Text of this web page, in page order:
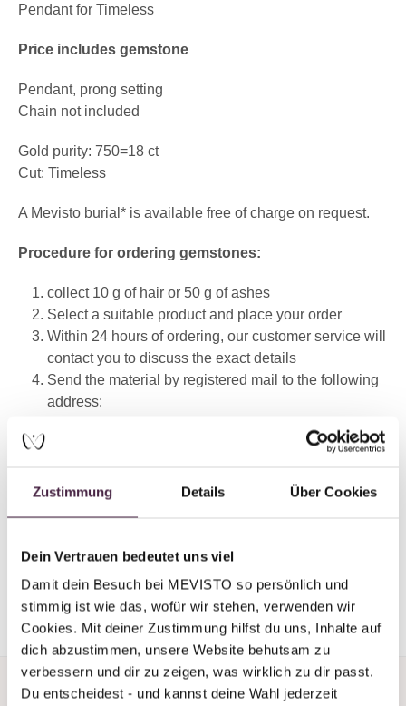
Zustimmung Details Über Cookies
Dein Vertrauen bedeutet uns viel
Damit dein Besuch bei MEVISTO so persönlich und
stimmig ist wie das, wofür wir stehen, verwenden wir
Cookies. Mit deiner Zustimmung hilfst du uns, Inhalte auf
dich abzustimmen, unsere Website behutsam zu
verbessern und dir zu zeigen, was wirklich zu dir passt.
Du entscheidest - und kannst deine Wahl jederzeit
Pendant for Timeless
Price includes gemstone
Pendant, prong setting
Chain not included
Gold purity: 750=18 ct
Cut: Timeless
A Mevisto burial* is available free of charge on request.
Procedure for ordering gemstones:
collect 10 g of hair or 50 g of ashes
Select a suitable product and place your order
Within 24 hours of ordering, our customer service will
contact you to discuss the exact details
Send the material by registered mail to the following
address:
4656 Kirchham
*(Mevisto burial=natural burial in a scattered meadow,
anonymous burial of residual ashes)